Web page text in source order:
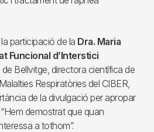
participació de la Dra. Maria
Funcional d’Interstici
de Bellvitge, directora científica de
Respiratòries del CIBER,
de la divulgació per apropar
demostrat que quan
a tothom”.